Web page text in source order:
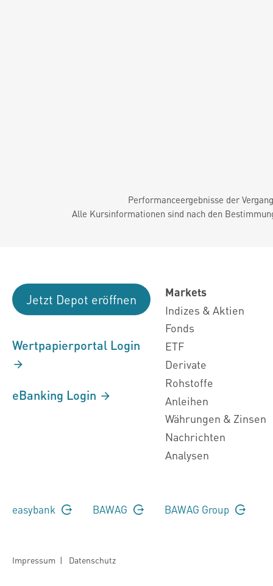
Performanceergebnisse der
Alle Kursinformationen sind nach den
Jetzt Depot eröffnen
Wertpapierportal Login
eBanking Login
Markets
Indizes & Aktien
Fonds
ETF
Derivate
Rohstoffe
Anleihen
Währungen & Zinsen
Nachrichten
Analysen
easybank BAWAG BAWAG Group
Impressum | Datenschutz